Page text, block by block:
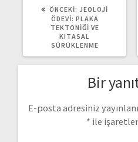
ÖNCEKI: ÖNCEKI
YAZI:
JEOLOJI
ÖDEVI: PLAKA
TEKTONIĞI VE
KITASAL
SÜRÜKLENME
Bir
E-posta adresiniz
* ile